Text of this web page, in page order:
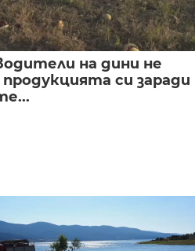
на дини не
си заради